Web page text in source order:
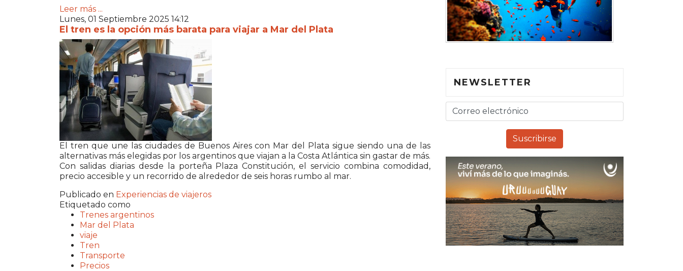
Leer más ...
Lunes, 01 Septiembre 2025 14:12
El tren es la opción más barata para viajar a Mar del Plata
El tren que une las ciudades de Buenos Aires con Mar del Plata sigue siendo una de las
alternativas más elegidas por los argentinos que viajan a la Costa Atlántica sin gastar de más.
Con salidas diarias desde la porteña Plaza Constitución, el servicio combina comodidad,
precio accesible y un recorrido de alrededor de seis horas rumbo al mar.
Publicado en Experiencias de viajeros
Etiquetado como
Trenes argentinos
Mar del Plata
viaje
Tren
Transporte
Precios
NEWSLETTER